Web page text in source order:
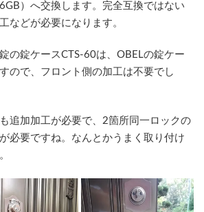
）へ交換します。完全互換ではない
などが必要になります。
の錠ケースCTS-60は、OBELの錠ケー
ので、フロント側の加工は不要でし
追加加工が必要で、2箇所同一ロックの
必要ですね。なんとかうまく取り付け